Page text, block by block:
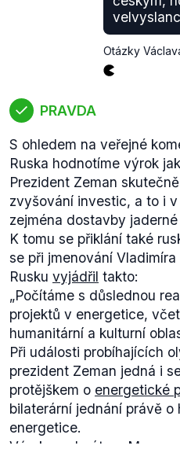
Rights Watch, Reporters
Prohlašovaly, že zvolení
duchem Olympijských her
chartě
spojení „sport ve službách
tedy stěží v souladu s
represemi proti
případy mučení a
straně zastánci volby v
olympijským výborem
a politiky."
I letošní olympijské hry v
„apolitické“, přestože o
představitelé MOV. Hry
osobností, mimo jiné i
Gauck nebo jeho
Hollande, v reakci na
zemi i na zákon, který
homosexuality.
Prezident Miloš Zeman se
účastnit s tím, že ji
politický podnik. Dále
olympiády politickou
výhrady vůči porušování
Otázky
PRAVDA
S ohledem na veřejné
Ruska hodnotíme výrok
Prezident Zeman skutečně
zvyšování investic, a to i
zejména dostavby
K tomu se přiklání také
se při jmenování
Rusku vyjádřil takto:
„Počítáme s důslednou
projektů v energetice,
humanitární a kulturní
Při události probíhajících
prezident Zeman jedná i
protějškem o energetické
bilaterární jednání právě o
energetice.
Výrok moderátora